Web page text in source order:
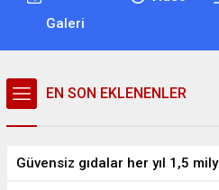
Galeri
EN SON EKLENENLER